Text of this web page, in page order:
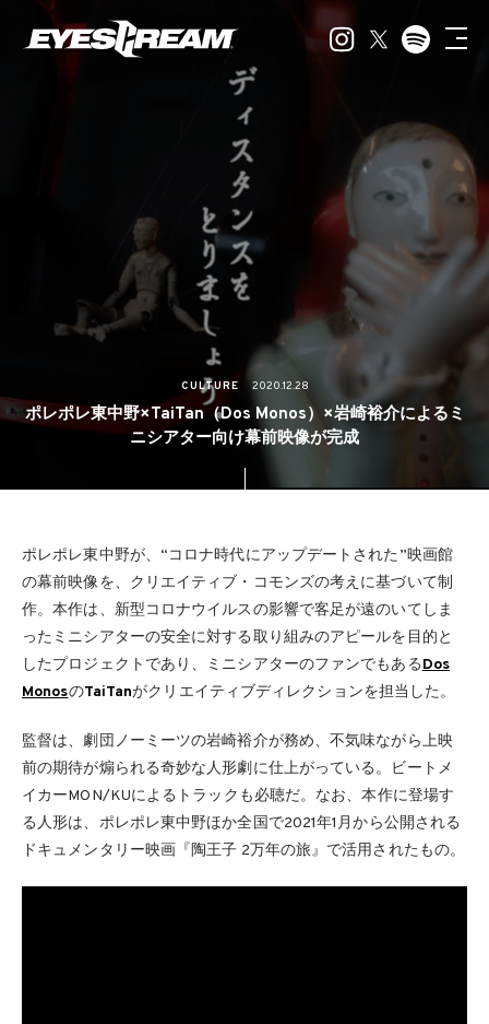
CULTURE 2020.12.28
ポレポレ東中野×TaiTan（Dos Monos）×岩崎裕介によるミ
ニシアター向け幕前映像が完成
ポレポレ東中野が、“コロナ時代にアップデートされた”映画館
の幕前映像を、クリエイティブ・コモンズの考えに基づいて制
作。本作は、新型コロナウイルスの影響で客足が遠のいてしま
ったミニシアターの安全に対する取り組みのアピールを目的と
したプロジェクトであり、ミニシアターのファンでもあるDos
MonosのTaiTanがクリエイティブディレクションを担当した。
監督は、劇団ノーミーツの岩崎裕介が務め、不気味ながら上映
前の期待が煽られる奇妙な人形劇に仕上がっている。ビートメ
イカーMON/KUによるトラックも必聴だ。なお、本作に登場す
る人形は、ポレポレ東中野ほか全国で2021年1月から公開される
ドキュメンタリー映画『陶王子 2万年の旅』で活用されたもの。